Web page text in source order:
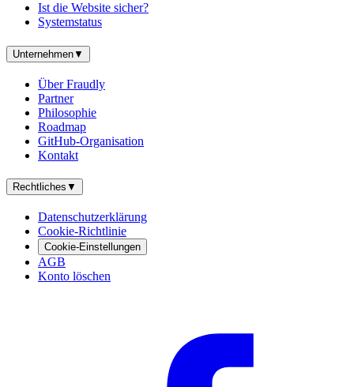
Ist die Website sicher?
Systemstatus
Unternehmen▼
Über Fraudly
Partner
Philosophie
Roadmap
GitHub-Organisation
Kontakt
Rechtliches ▼
Datenschutzerklärung
Cookie-Richtlinie
Cookie-Einstellungen
AGB
Konto löschen